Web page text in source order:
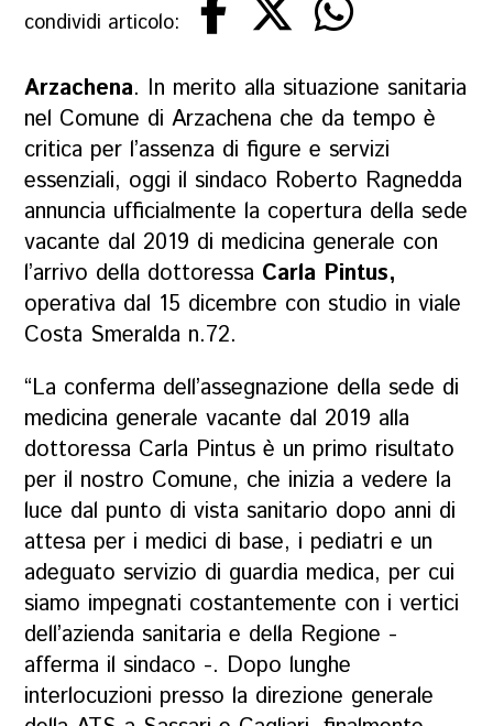
condividi articolo:
Arzachena. In merito alla situazione sanitaria
nel Comune di Arzachena che da tempo è
critica per l’assenza di figure e servizi
essenziali, oggi il sindaco Roberto Ragnedda
annuncia ufficialmente la copertura della sede
vacante dal 2019 di medicina generale con
l’arrivo della dottoressa Carla Pintus,
operativa dal 15 dicembre con studio in viale
Costa Smeralda n.72.
“La conferma dell’assegnazione della sede di
medicina generale vacante dal 2019 alla
dottoressa Carla Pintus è un primo risultato
per il nostro Comune, che inizia a vedere la
luce dal punto di vista sanitario dopo anni di
attesa per i medici di base, i pediatri e un
adeguato servizio di guardia medica, per cui
siamo impegnati costantemente con i vertici
dell’azienda sanitaria e della Regione -
afferma il sindaco -. Dopo lunghe
interlocuzioni presso la direzione generale